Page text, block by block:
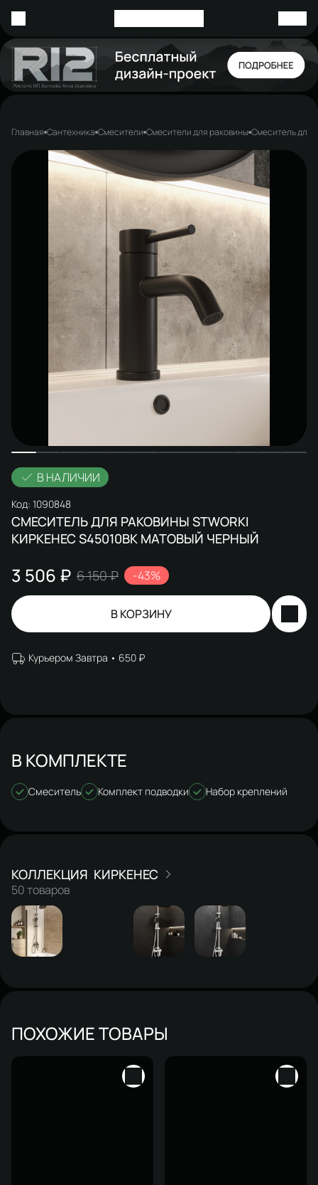
Главная Сантехника Смесители Смесители для раковины Смеситель для
В НАЛИЧИИ
Код: 1090848
СМЕСИТЕЛЬ ДЛЯ РАКОВИНЫ STWORKI
КИРКЕНЕС S45010BK МАТОВЫЙ ЧЕРНЫЙ
3 506 ₽ 6 150 ₽ -43%
В КОРЗИНУ
Курьером Завтра 650 ₽
В КОМПЛЕКТЕ
Смеситель Комплект подводки Набор креплений
КИРКЕНЕС
50 товаров
ПОХОЖИЕ ТОВАРЫ